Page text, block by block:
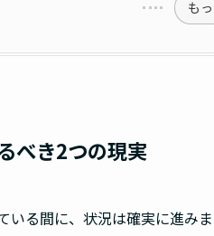
も
べき2つの現実
いる間に、状況は確実に進み